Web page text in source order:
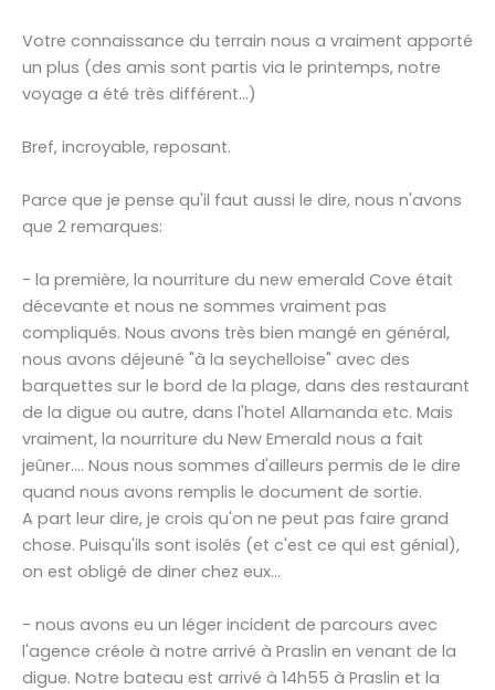
Votre connaissance du terrain nous a vraiment apporté
un plus (des amis sont partis via le printemps, notre
voyage a été très différent...)
Bref, incroyable, reposant.
Parce que je pense qu'il faut aussi le dire, nous n'avons
que 2 remarques:
- la première, la nourriture du new emerald Cove était
décevante et nous ne sommes vraiment pas
compliqués. Nous avons très bien mangé en général,
nous avons déjeuné "à la seychelloise" avec des
barquettes sur le bord de la plage, dans des restaurant
de la digue ou autre, dans l'hotel Allamanda etc. Mais
vraiment, la nourriture du New Emerald nous a fait
jeûner.... Nous nous sommes d'ailleurs permis de le dire
quand nous avons remplis le document de sortie.
A part leur dire, je crois qu'on ne peut pas faire grand
chose. Puisqu'ils sont isolés (et c'est ce qui est génial),
on est obligé de diner chez eux...
- nous avons eu un léger incident de parcours avec
l'agence créole à notre arrivé à Praslin en venant de la
digue. Notre bateau est arrivé à 14h55 à Praslin et la